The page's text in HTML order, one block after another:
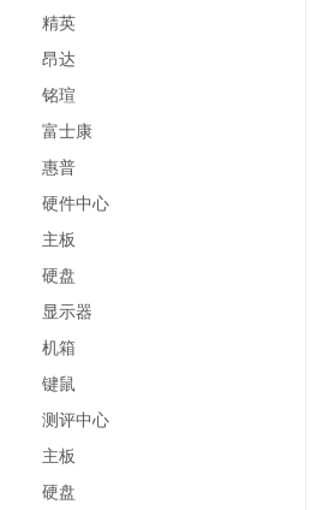
精英
昂达
铭瑄
富士康
惠普
硬件中心
主板
硬盘
显示器
机箱
键鼠
测评中心
主板
硬盘